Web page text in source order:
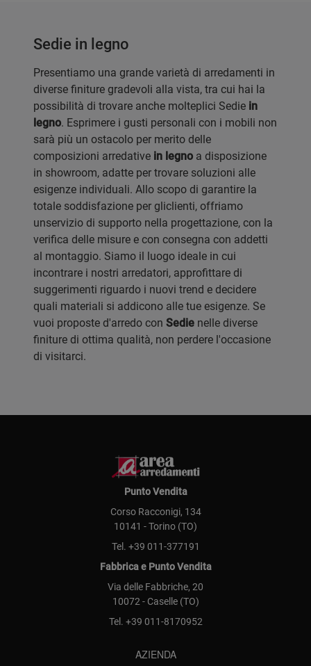
Sedie in legno
Presentiamo una grande varietà di arredamenti in
diverse finiture gradevoli alla vista, tra cui hai la
possibilità di trovare anche molteplici Sedie in
legno. Esprimere i gusti personali con i mobili non
sarà più un ostacolo per merito delle
composizioni arredative in legno a disposizione
in showroom, adatte per trovare soluzioni alle
esigenze individuali. Allo scopo di garantire la
totale soddisfazione per gliclienti, offriamo
unservizio di supporto nella progettazione, con la
verifica delle misure e con consegna con addetti
al montaggio. Siamo il luogo ideale in cui
incontrare i nostri arredatori, approfittare di
suggerimenti riguardo i nuovi trend e decidere
quali materiali si addicono alle tue esigenze. Se
vuoi proposte d'arredo con Sedie nelle diverse
finiture di ottima qualità, non perdere l'occasione
di visitarci.
Punto Vendita
Corso Racconigi, 134
10141 - Torino (TO)
Tel. +39 011-377191
Fabbrica e Punto Vendita
Via delle Fabbriche, 20
10072 - Caselle (TO)
Tel. +39 011-8170952
AZIENDA